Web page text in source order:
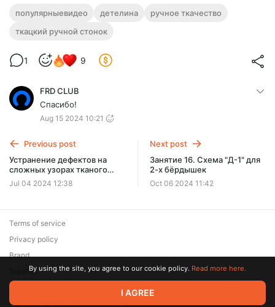
популярныевидео детелина
ручное ткачество
ткацкий ручной стонок
1 9
FRD CLUB
Спасибо!
Aug 15 2024 10:21
Previous post
Устранение дефектов на
сложных узорах тканого
полотна
Jul 04 2024 12:38
Next post
Занятие 16. Схема "Д-1" для
2-х бёрдышек
Oct 06 2024 11:42
© 2026 Zaya Solutions Limited. All rights reserved. All trademarks
are the property of their respective owners.
Terms of service
Privacy policy
Brand
SupportBy using the site, you agree to our cookie policy. Read more here.
I AGREE